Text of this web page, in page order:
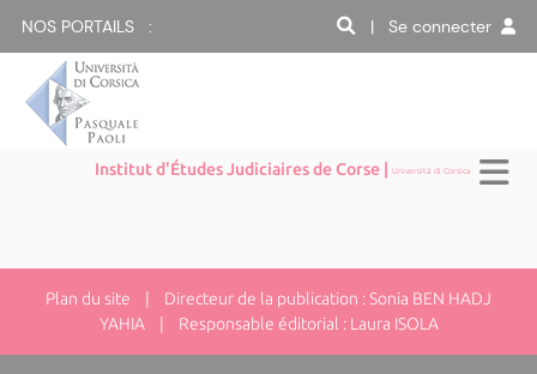
NOS PORTAILS : | Se connecter
Institut d'Études Judiciaires de Corse |Università di Corsica
Plan du site | Directeur de la publication : Sonia BEN HADJ
YAHIA | Responsable éditorial : Laura ISOLA